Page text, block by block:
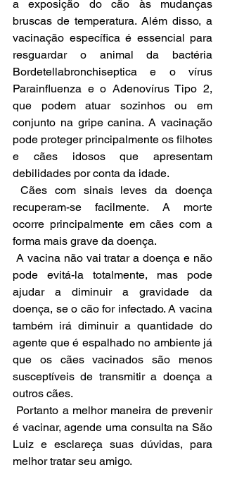
a exposição do cão às mudanças
bruscas de temperatura. Além disso, a
vacinação específica é essencial para
resguardar o animal da bactéria
Bordetellabronchiseptica e o vírus
Parainfluenza e o Adenovírus Tipo 2,
que podem atuar sozinhos ou em
conjunto na gripe canina. A vacinação
pode proteger principalmente os filhotes
e cães idosos que apresentam
debilidades por conta da idade.
recuperam-se facilmente. A morte
ocorre principalmente em cães com a
forma mais grave da doença.
pode evitá-la totalmente, mas pode
ajudar a diminuir a gravidade da
doença, se o cão for infectado. A vacina
também irá diminuir a quantidade do
agente que é espalhado no ambiente já
que os cães vacinados são menos
susceptíveis de transmitir a doença a
outros cães.
é vacinar, agende uma consulta na São
Luiz e esclareça suas dúvidas, para
melhor tratar seu amigo.